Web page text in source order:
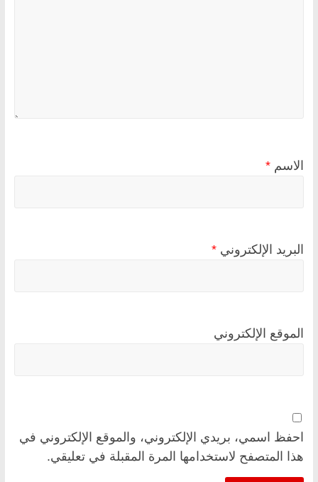
الاسم *
البريد الإلكتروني *
الموقع الإلكتروني
احفظ اسمي، بريدي الإلكتروني، والموقع الإلكتروني في
هذا المتصفح لاستخدامها المرة المقبلة في تعليقي.